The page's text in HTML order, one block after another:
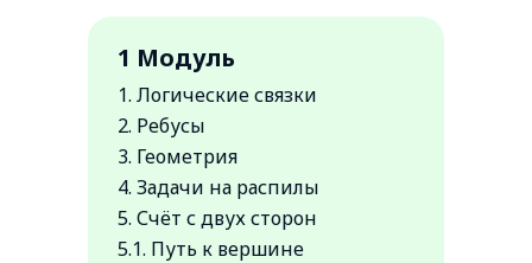
Запишитесь на
бесплатное пробное
занятие
1 Модуль
1. Логические связки
2. Ребусы
3. Геометрия
4. Задачи на распилы
5. Счёт с двух сторон
5.1. Путь к вершине